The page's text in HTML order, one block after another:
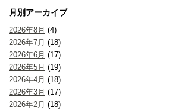
月別アーカイブ
2026年8月 (4)
2026年7月 (18)
2026年6月 (17)
2026年5月 (19)
2026年4月 (18)
2026年3月 (17)
2026年2月 (18)